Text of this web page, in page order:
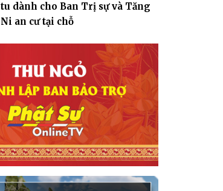
tu dành cho Ban Trị sự và Tăng
Ni an cư tại chỗ